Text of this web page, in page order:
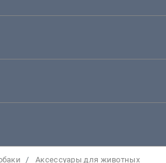
Аксессуары для животных